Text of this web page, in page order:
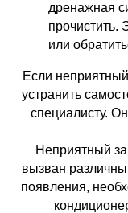
дренажная
прочистить.
или
Если
устранить
специалисту.
Неприятный
вызван
появления,